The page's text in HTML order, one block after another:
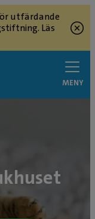
utfärdande
Läs
MENY